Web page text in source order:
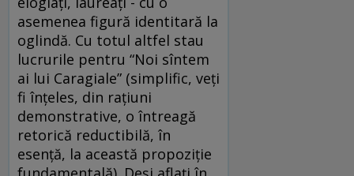
asemenea figură identitară la
oglindă. Cu totul altfel stau
lucrurile pentru “Noi sîntem
ai lui Caragiale” (simplific, veţi
fi înţeles, din raţiuni
demonstrative, o întreagă
retorică reductibilă, în
esenţă, la această propoziţie